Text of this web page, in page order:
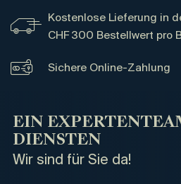
Kostenlose Lieferung in
CHF 300 Bestellwert pro
Sichere Online-Zahlung
EIN
DIENSTEN
Wir sind für Sie da!